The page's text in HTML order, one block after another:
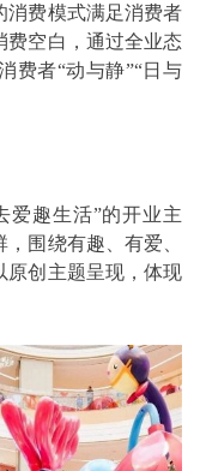
消费模式满足消费者
费空白，通过全业态
费者“动与静”“日与
爱趣生活”的开业主
围绕有趣、有爱、
原创主题呈现，体现